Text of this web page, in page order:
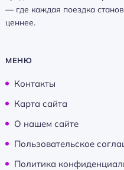
— где каждая поездка
ценнее.
МЕНЮ
Контакты
Карта сайта
О нашем сайте
Пользовательское
Политика